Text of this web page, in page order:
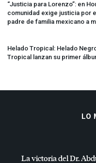
“Justicia para Lorenzo”: en
comunidad exige justicia por
padre de familia mexicano a
Helado Tropical: Helado
Tropical lanzan su primer
LO
La victoria del Dr.